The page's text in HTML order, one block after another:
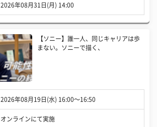
2026年08月31日(月) 14:00
【ソニー】誰一人、同じキャリアは歩
まない。ソニーで描く、
2026年08月19日(水) 16:00〜16:50
オンラインにて実施